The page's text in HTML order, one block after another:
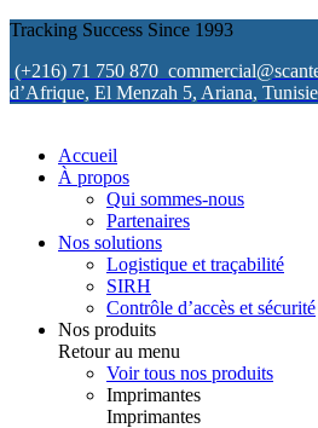
Tracking Success Since 1993
(+216) 71 750 870
d’Afrique, El Menzah 5, Ariana, Tunisie
Accueil
À propos
Qui sommes-nous
Partenaires
Nos solutions
Logistique et traçabilité
SIRH
Contrôle d’accès et sécurité
Nos produits
Retour au menu
Voir tous nos produits
Imprimantes
Imprimantes